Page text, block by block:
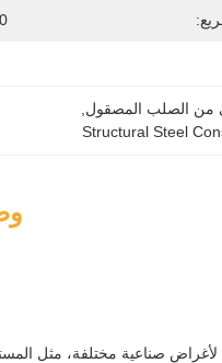
من الصلب المصقول
Structural Steel
لأغراض صناعية مختلفة، مثل